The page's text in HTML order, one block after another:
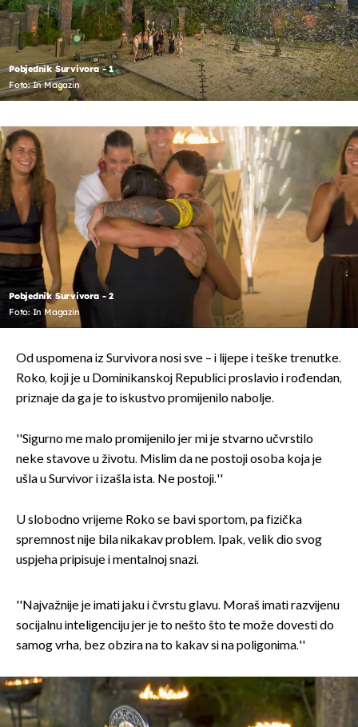
Pobjednik Survivora - 1
Foto: In Magazin
Pobjednik Survivora - 2
Foto: In Magazin
Od uspomena iz Survivora nosi sve – i lijepe i teške trenutke.
Roko, koji je u Dominikanskoj Republici proslavio i rođendan,
priznaje da ga je to iskustvo promijenilo nabolje.
''Sigurno me malo promijenilo jer mi je stvarno učvrstilo
neke stavove u životu. Mislim da ne postoji osoba koja je
ušla u Survivor i izašla ista. Ne postoji.''
U slobodno vrijeme Roko se bavi sportom, pa fizička
spremnost nije bila nikakav problem. Ipak, velik dio svog
uspjeha pripisuje i mentalnoj snazi.
''Najvažnije je imati jaku i čvrstu glavu. Moraš imati razvijenu
socijalnu inteligenciju jer je to nešto što te može dovesti do
samog vrha, bez obzira na to kakav si na poligonima.''